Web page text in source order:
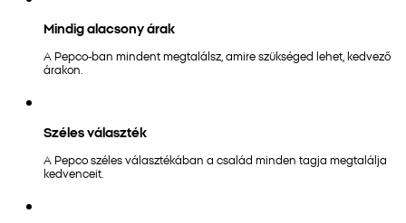
Mindig alacsony árak
A Pepco-ban mindent megtalálsz, amire szükséged lehet, kedvező
árakon.
Széles választék
A Pepco széles választékában a család minden tagja megtalálja
kedvenceit.